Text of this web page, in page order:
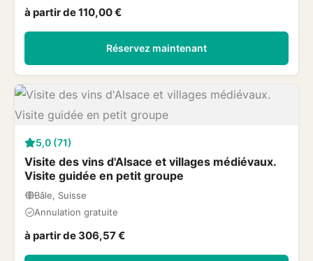
à partir de 110,00 €
Réservez maintenant
5,0 (71)
Visite des vins d'Alsace et villages médiévaux.
Visite guidée en petit groupe
Bâle, Suisse
Annulation gratuite
à partir de 306,57 €